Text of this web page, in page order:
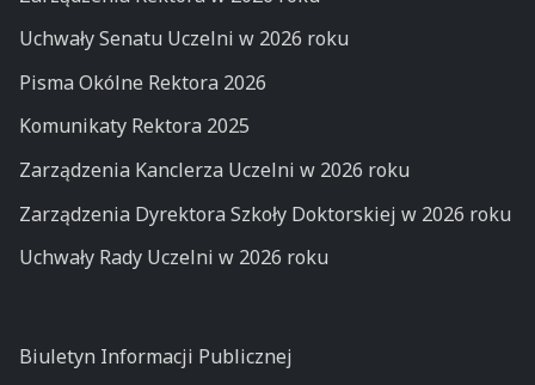
Uchwały Senatu Uczelni w 2026 roku
Pisma Okólne Rektora 2026
Komunikaty Rektora 2025
Zarządzenia Kanclerza Uczelni w 2026 roku
Zarządzenia Dyrektora Szkoły Doktorskiej w 2026 roku
Uchwały Rady Uczelni w 2026 roku
Biuletyn Informacji Publicznej